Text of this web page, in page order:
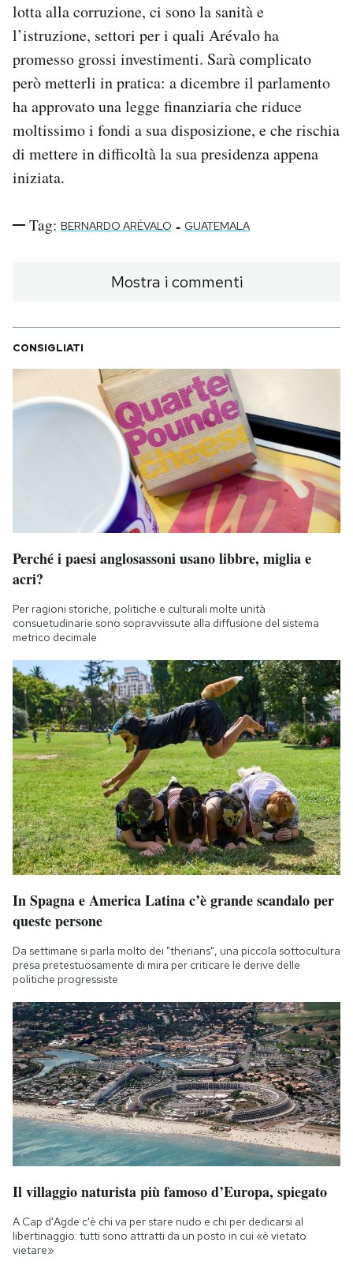
lotta alla corruzione, ci sono la sanità e
l’istruzione, settori per i quali Arévalo ha
promesso grossi investimenti. Sarà complicato
però metterli in pratica: a dicembre il parlamento
ha approvato una legge finanziaria che riduce
moltissimo i fondi a sua disposizione, e che rischia
di mettere in difficoltà la sua presidenza appena
iniziata.
Tag: BERNARDO ARÉVALO - GUATEMALA
Mostra i commenti
CONSIGLIATI
Perché i paesi anglosassoni usano libbre, miglia e
acri?
Per ragioni storiche, politiche e culturali molte unità
consuetudinarie sono sopravvissute alla diffusione del sistema
metrico decimale
In Spagna e America Latina c’è grande scandalo per
queste persone
Da settimane si parla molto dei "therians", una piccola sottocultura
presa pretestuosamente di mira per criticare le derive delle
politiche progressiste
Il villaggio naturista più famoso d’Europa, spiegato
A Cap d'Agde c'è chi va per stare nudo e chi per dedicarsi al
libertinaggio: tutti sono attratti da un posto in cui «è vietato
vietare»